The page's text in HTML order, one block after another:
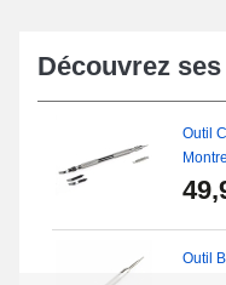
Découvrez
Outil
Outil